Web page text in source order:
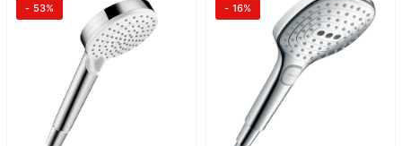
- 53% - 16%